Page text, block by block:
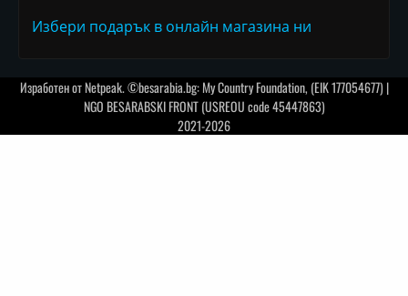
Избери подарък в онлайн магазина ни
Изработен отNetpeak. ©besarabia.bg: My Country Foundation, (EIK 177054677) |
NGO BESARABSKI FRONT (USREOU code 45447863)
2021-2026